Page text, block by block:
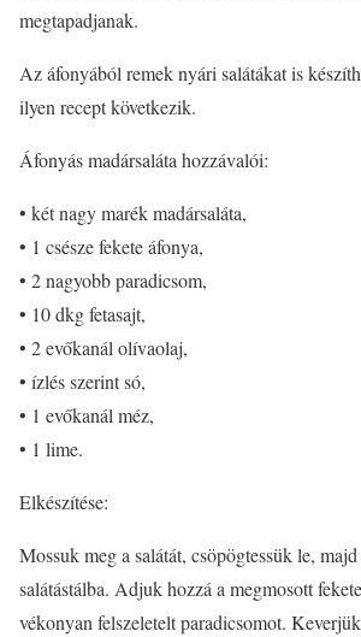
megtapadjanak.
Az áfonyából remek nyári salátákat is
ilyen recept következik.
Áfonyás madársaláta hozzávalói:
• két nagy marék madársaláta,
• 1 csésze fekete áfonya,
• 2 nagyobb paradicsom,
• 10 dkg fetasajt,
• 2 evőkanál olívaolaj,
• ízlés szerint só,
• 1 evőkanál méz,
• 1 lime.
Elkészítése:
Mossuk meg a salátát, csöpögtessük le,
salátástálba. Adjuk hozzá a megmosott
vékonyan felszeletelt paradicsomot.